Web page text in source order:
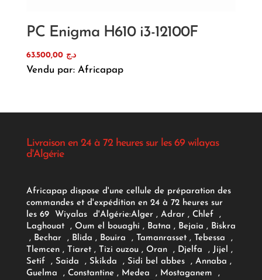
PC Enigma H610 i3-12100F
د.ج 63.500,00
Vendu par: Africapap
Livraison en 24 à 72 heures sur les 69 wilayas
d'Algérie
Africapap dispose d'une cellule de préparation des
commandes et d'expédition en 24 à 72 heures sur
les 69 Wiyalas d'Algérie:Alger , Adrar, Chlef ,
Laghouat , Oum el bouaghi , Batna , Bejaia , Biskra
, Bechar , Blida , Bouira , Tamanrasset , Tebessa ,
Tlemcen , Tiaret , Tizi ouzou , Oran , Djelfa , Jijel ,
Setif , Saida , Skikda , Sidi bel abbes , Annaba ,
Guelma , Constantine , Medea , Mostaganem ,